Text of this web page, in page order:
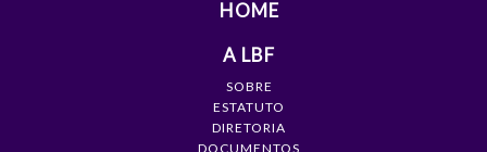
HOME
A LBF
SOBRE
ESTATUTO
DIRETORIA
DOCUMENTOS